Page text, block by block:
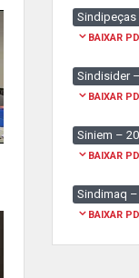
Sindipeças
BAIXAR
Sindisider
BAIXAR
Siniem –
BAIXAR
Sindimaq
BAIXAR